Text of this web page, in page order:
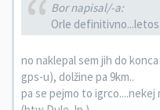
Bor napisal/-a:
Orle definitivno...letos
no naklepal sem jih do
gps-u), dolžine pa 9km..
pa se pejmo to igrco....nekej